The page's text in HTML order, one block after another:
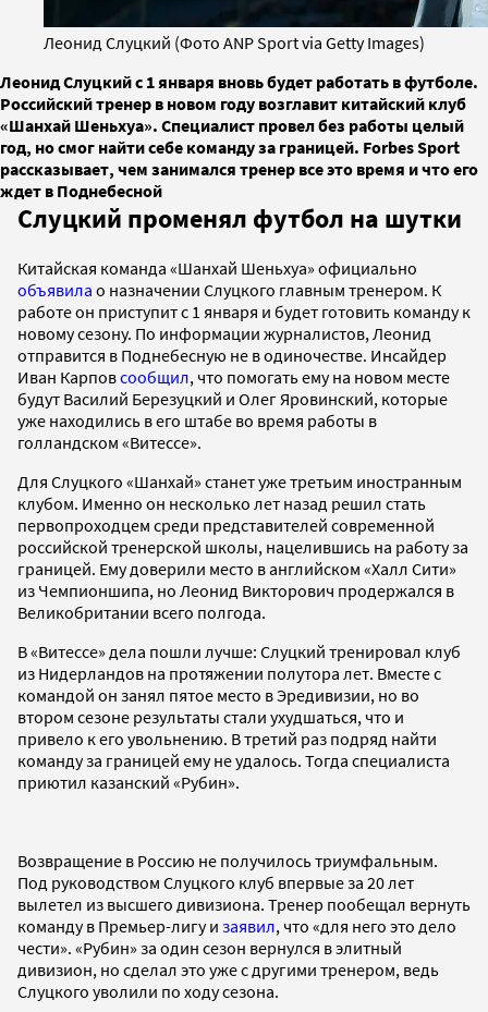
Леонид Слуцкий (Фото ANP Sport via Getty Images)
Леонид Слуцкий с 1 января вновь будет работать в футболе.
Российский тренер в новом году возглавит китайский клуб
«Шанхай Шеньхуа». Специалист провел без работы целый
год, но смог найти себе команду за границей. Forbes Sport
рассказывает, чем занимался тренер все это время и что его
ждет в Поднебесной
Слуцкий променял футбол на шутки
Китайская команда «Шанхай Шеньхуа» официально
объявила о назначении Слуцкого главным тренером. К
работе он приступит с 1 января и будет готовить команду к
новому сезону. По информации журналистов, Леонид
отправится в Поднебесную не в одиночестве. Инсайдер
Иван Карповсообщил, что помогать ему на новом месте
будут Василий Березуцкий и Олег Яровинский, которые
уже находились в его штабе во время работы в
голландском «Витессе».
Для Слуцкого «Шанхай» станет уже третьим иностранным
клубом. Именно он несколько лет назад решил стать
первопроходцем среди представителей современной
российской тренерской школы, нацелившись на работу за
границей. Ему доверили место в английском «Халл Сити»
из Чемпионшипа, но Леонид Викторович продержался в
Великобритании всего полгода.
В «Витессе» дела пошли лучше: Слуцкий тренировал клуб
из Нидерландов на протяжении полутора лет. Вместе с
командой он занял пятое место в Эредивизии, но во
втором сезоне результаты стали ухудшаться, что и
привело к его увольнению. В третий раз подряд найти
команду за границей ему не удалось. Тогда специалиста
приютил казанский «Рубин».
Возвращение в Россию не получилось триумфальным.
Под руководством Слуцкого клуб впервые за 20 лет
вылетел из высшего дивизиона. Тренер пообещал вернуть
команду в Премьер-лигу и заявил, что «для него это дело
чести». «Рубин» за один сезон вернулся в элитный
дивизион, но сделал это уже с другими тренером, ведь
Слуцкого уволили по ходу сезона.